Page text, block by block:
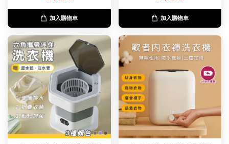
加入購物車 加入購物車